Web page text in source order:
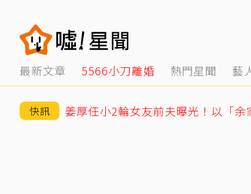
最新文章 5566小刀離婚 熱門星聞 藝
快訊